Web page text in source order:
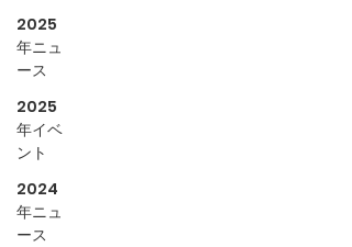
2025
年ニュ
ース
2025
年イベ
ント
2024
年ニュ
ース